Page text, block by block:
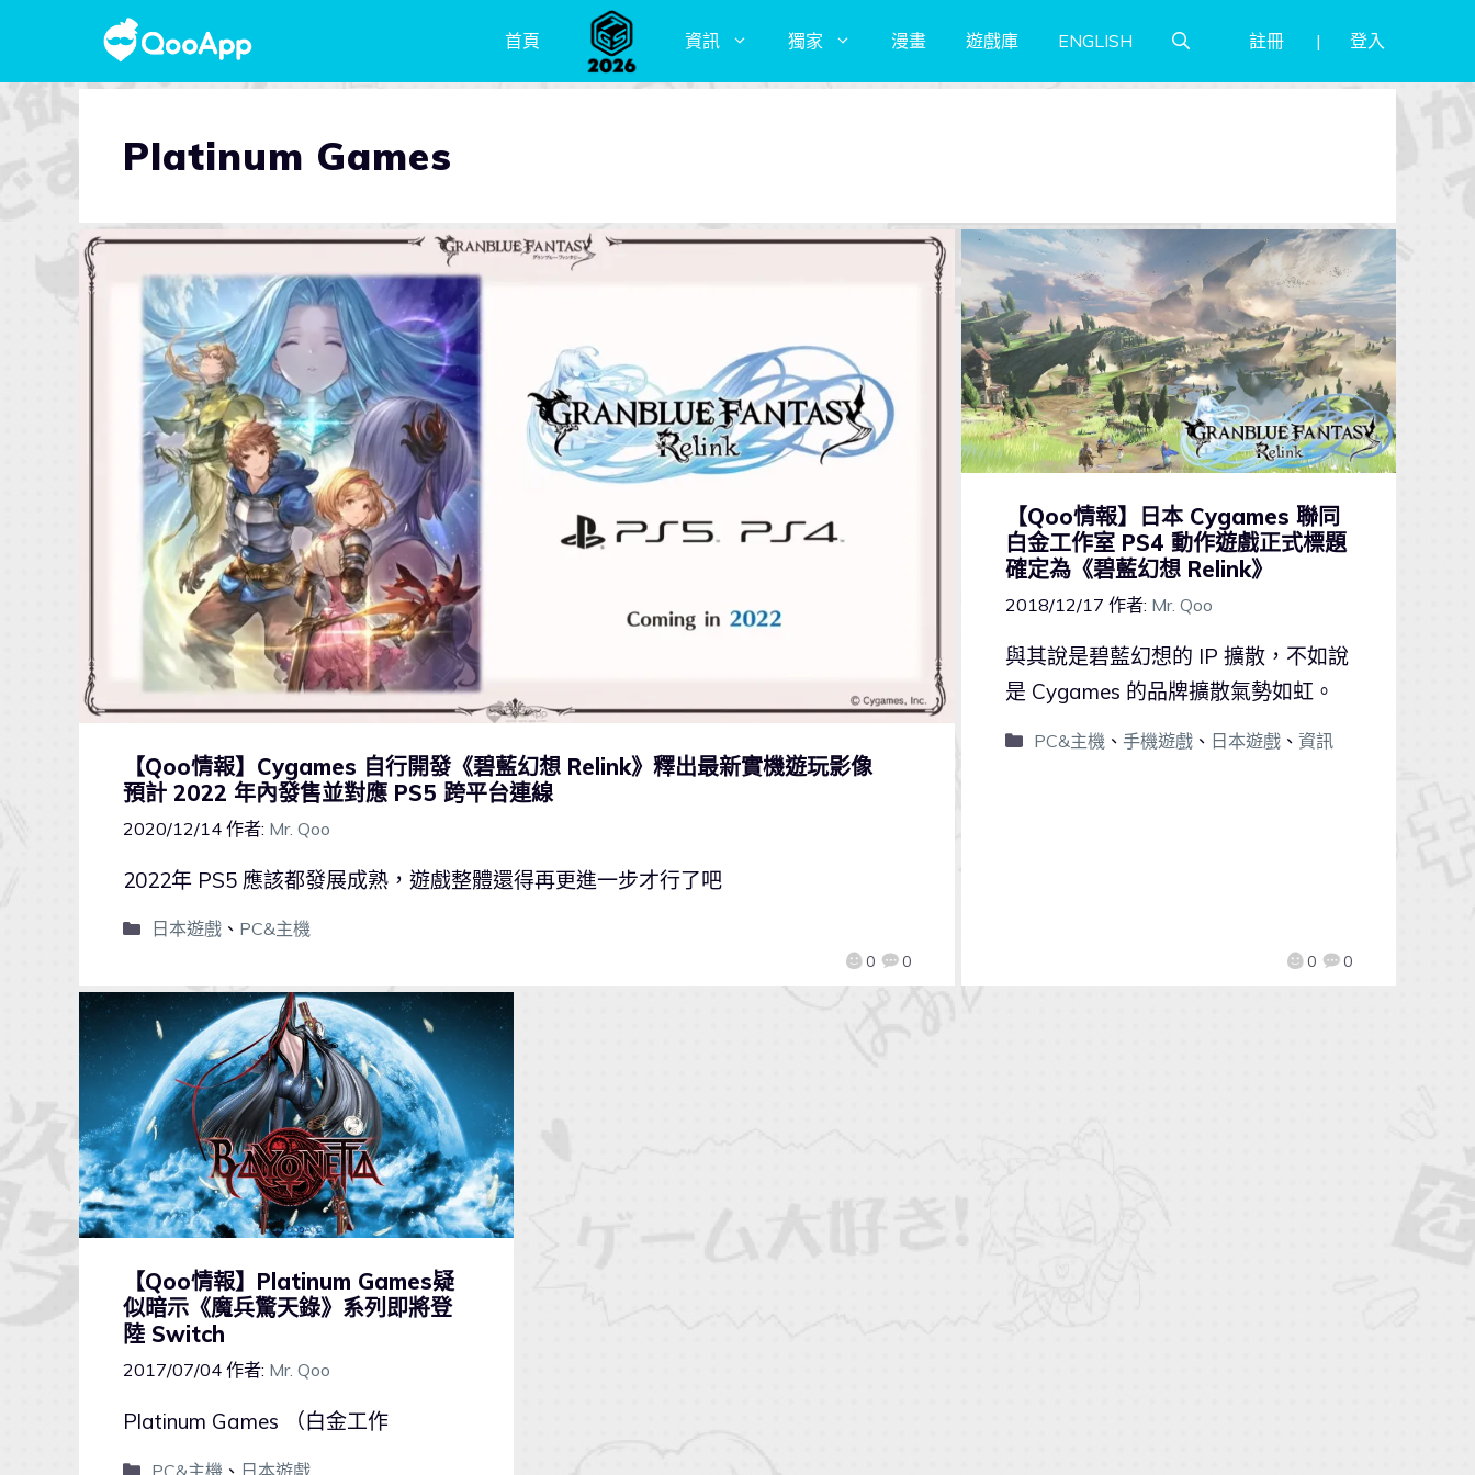
首頁 資訊 獨家 漫畫 遊戲庫 ENGLISH 註冊 登入
Platinum Games
【Qoo情報】Cygames 自行開發《碧藍幻想 Relink》釋出最新實機遊玩影像
預計 2022 年內發售並對應 PS5 跨平台連線
2020/12/14 作者: Mr. Qoo
0 0
2022年 PS5 應該都發展成熟，遊戲整體還得再更進一步才行了吧
日本遊戲、 PC&主機
【Qoo情報】日本 Cygames 聯同
白金工作室 PS4 動作遊戲正式標題
確定為《碧藍幻想 Relink》
2018/12/17 作者: Mr. Qoo
0 0
與其說是碧藍幻想的 IP 擴散，不如說
是 Cygames 的品牌擴散氣勢如虹。
PC&主機 、 手機遊戲、 日本遊戲、 資訊
【Qoo情報】Platinum Games疑
似暗示《魔兵驚天錄》系列即將登
陸 Switch
2017/07/04 作者: Mr. Qoo
Platinum Games （白金工作
PC&主機 、 日本遊戲